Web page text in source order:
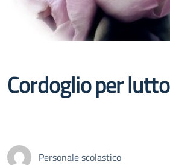
Cordoglio per lutto
Personale scolastico